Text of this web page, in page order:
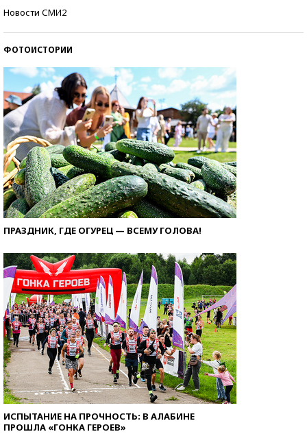
Новости СМИ2
ФОТОИСТОРИИ
ПРАЗДНИК, ГДЕ ОГУРЕЦ — ВСЕМУ ГОЛОВА!
ИСПЫТАНИЕ НА ПРОЧНОСТЬ: В АЛАБИНЕ
ПРОШЛА «ГОНКА ГЕРОЕВ»